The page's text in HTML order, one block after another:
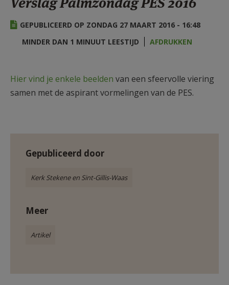
AANMELDEN OF REGISTREREN
GEPUBLICEERD OP ZONDAG 27 MAART 2016 - 16:48
MINDER DAN 1 MINUUT LEESTIJD
AFDRUKKEN
Hier vind je enkele beelden van een sfeervolle viering
samen met de aspirant vormelingen van de PES.
Gepubliceerd door
Kerk Stekene en Sint-Gillis-Waas
Meer
Artikel